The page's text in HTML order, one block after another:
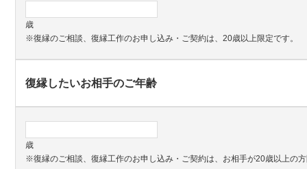
歳
※復縁のご相談、復縁工作のお申し込み・ご契約は、20歳以上限定です。
復縁したいお相手のご年齢
歳
※復縁のご相談、復縁工作のお申し込み・ご契約は、お相手が20歳以上の